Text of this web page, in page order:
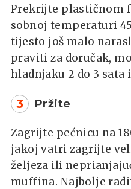
Prekrijte plastičnom
sobnoj temperaturi
tijesto još malo
praviti za doručak,
hladnjaku 2 do 3
3 Pržite
Zagrijte pećnicu na
jakoj vatri zagrijte
željeza ili
muffina. Najbolje